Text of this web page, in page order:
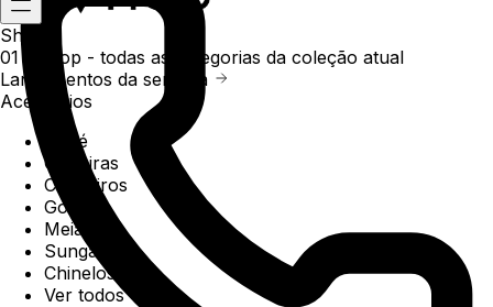
Shop
01 /
Shop - todas as categorias da coleção atual
Lançamentos da semana
Acessórios
Boné
Carteiras
Chaveiros
Gorros
Meias
Sunga
Chinelos
Ver todos